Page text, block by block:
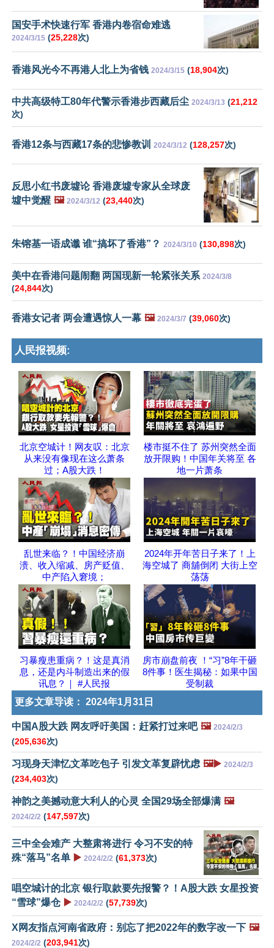
国安手术快速行军 香港内卷宿命难逃
2024/3/15 (25,228次)
香港风光今不再港人北上为省钱 2024/3/15 (18,904次)
中共高级特工80年代警示香港步西藏后尘 2024/3/13 (21,212
次)
香港12条与西藏17条的悲惨教训 2024/3/12 (128,257次)
反思小红书废墟论 香港废墟专家从全球废
墟中觉醒 🖼️ 2024/3/12 (23,440次)
朱镕基一语成谶 谁“搞坏了香港”？ 2024/3/10 (130,898次)
美中在香港问题闹翻 两国现新一轮紧张关系 2024/3/8
(24,844次)
香港女记者 两会遭遇惊人一幕 🖼️ 2024/3/7 (39,060次)
人民报视频:
北京空城计！网友叹：北京
从来没有像现在这么萧条
过；A股大跌！
楼市挺不住了 苏州突然全面
放开限购！中国年关将至 各
地一片萧条
乱世来临？！中国经济崩
溃、收入缩减、房产贬值、
中产陷入窘境；
2024年开年苦日子来了！上
海空城了 商舖倒闭 大街上空
荡荡
习暴瘦患重病？！这是真消
息，还是内斗制造出来的假
讯息？｜ #人民报
房市崩盘前夜 ！“习”8年干砸
8件事！医生揭秘：如果中国
受制裁
更多文章导读： 2024年1月31日
中国A股大跌 网友呼吁美国：赶紧打过来吧 🖼️ 2024/2/3
(205,636次)
习现身天津忆文革吃包子 引发文革复辟忧虑 🖼️▶️ 2024/2/3
(234,403次)
神韵之美撼动意大利人的心灵 全国29场全部爆满 🖼️
2024/2/2 (147,597次)
三中全会难产 大整肃将进行 令习不安的特
殊“落马”名单 ▶️ 2024/2/2 (61,373次)
唱空城计的北京 银行取款要先报警？！A股大跌 女星投资
“雪球”爆仓 ▶️ 2024/2/2 (57,739次)
X网友指点河南省政府：别忘了把2022年的数字改一下 🖼️
2024/2/2 (203,941次)